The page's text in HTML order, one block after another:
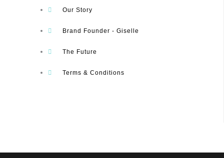
Our Story
Brand Founder - Giselle
The Future
Terms & Conditions